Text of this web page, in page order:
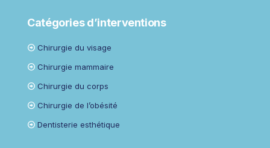
Catégories d’interventions
Chirurgie du visage
Chirurgie mammaire
Chirurgie du corps
Chirurgie de l’obésité
Dentisterie esthétique